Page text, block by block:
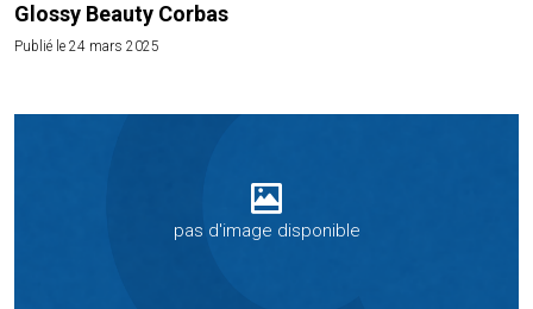
Glossy Beauty Corbas
Publié le 24 mars 2025
pas d'image disponible